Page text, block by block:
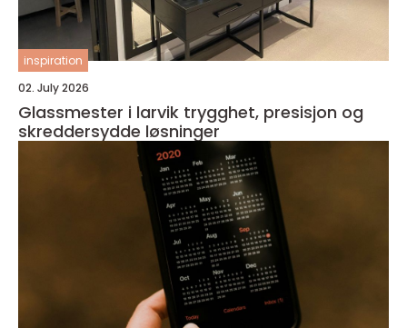
inspiration
02. July 2026
Glassmester i larvik trygghet, presisjon og
skreddersydde løsninger